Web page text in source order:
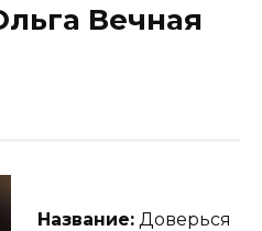
Вечная
Название: Доверься